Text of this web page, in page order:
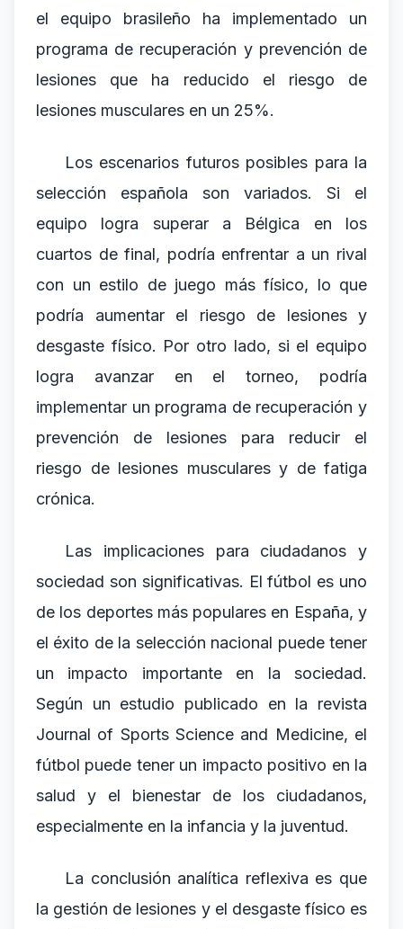
el equipo brasileño ha implementado un
programa de recuperación y prevención de
lesiones que ha reducido el riesgo de
lesiones musculares en un 25%.
Los escenarios futuros posibles para la
selección española son variados. Si el
equipo logra superar a Bélgica en los
cuartos de final, podría enfrentar a un rival
con un estilo de juego más físico, lo que
podría aumentar el riesgo de lesiones y
desgaste físico. Por otro lado, si el equipo
logra avanzar en el torneo, podría
implementar un programa de recuperación y
prevención de lesiones para reducir el
riesgo de lesiones musculares y de fatiga
crónica.
Las implicaciones para ciudadanos y
sociedad son significativas. El fútbol es uno
de los deportes más populares en España, y
el éxito de la selección nacional puede tener
un impacto importante en la sociedad.
Según un estudio publicado en la revista
Journal of Sports Science and Medicine, el
fútbol puede tener un impacto positivo en la
salud y el bienestar de los ciudadanos,
especialmente en la infancia y la juventud.
La conclusión analítica reflexiva es que
la gestión de lesiones y el desgaste físico es